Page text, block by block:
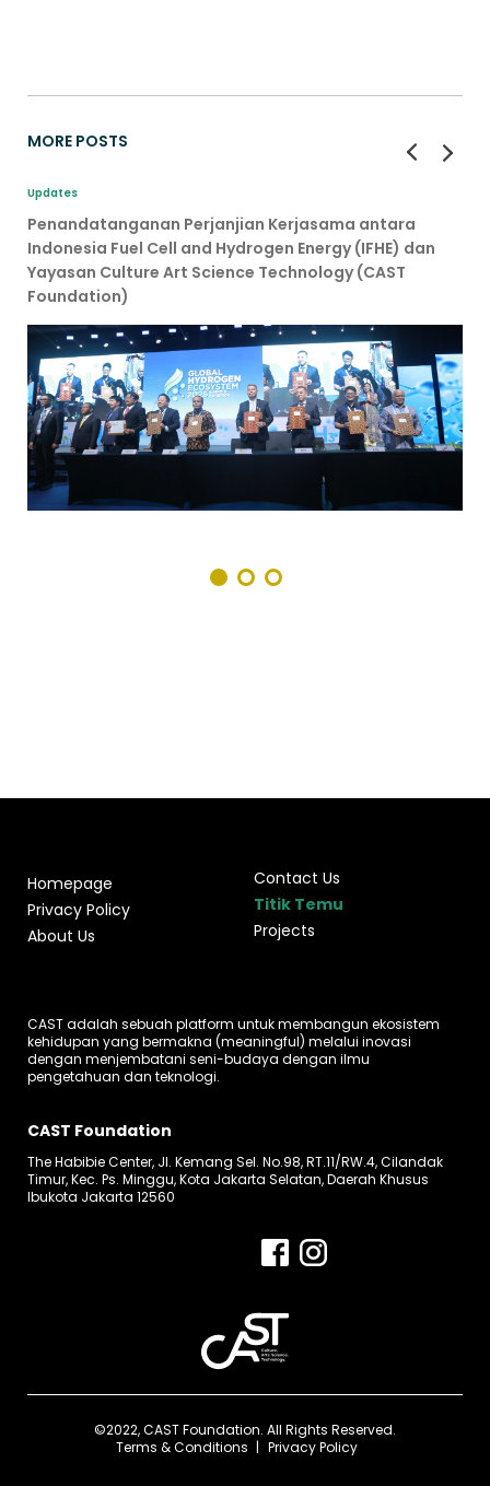
MORE POSTS
Updates
Penandatanganan Perjanjian Kerjasama antara
Indonesia Fuel Cell and Hydrogen Energy (IFHE) dan
Yayasan Culture Art Science Technology (CAST
Foundation)
Homepage
Privacy Policy
About Us
Contact Us
Titik Temu
Projects
CAST adalah sebuah platform untuk membangun ekosistem
kehidupan yang bermakna (meaningful) melalui inovasi
dengan menjembatani seni-budaya dengan ilmu
pengetahuan dan teknologi.
CAST Foundation
The Habibie Center, Jl. Kemang Sel. No.98, RT.11/RW.4, Cilandak
Timur, Kec. Ps. Minggu, Kota Jakarta Selatan, Daerah Khusus
Ibukota Jakarta 12560
©2022, CAST Foundation. All Rights Reserved.
Terms & Conditions
Privacy Policy